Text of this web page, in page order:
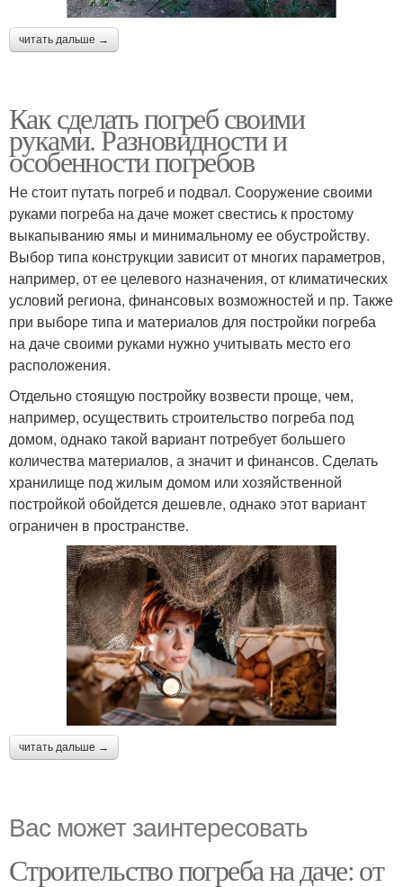
читать дальше →
Как сделать погреб своими
руками. Разновидности и
особенности погребов
Не стоит путать погреб и подвал. Сооружение своими
руками погреба на даче может свестись к простому
выкапыванию ямы и минимальному ее обустройству.
Выбор типа конструкции зависит от многих параметров,
например, от ее целевого назначения, от климатических
условий региона, финансовых возможностей и пр. Также
при выборе типа и материалов для постройки погреба
на даче своими руками нужно учитывать место его
расположения.
Отдельно стоящую постройку возвести проще, чем,
например, осуществить строительство погреба под
домом, однако такой вариант потребует большего
количества материалов, а значит и финансов. Сделать
хранилище под жилым домом или хозяйственной
постройкой обойдется дешевле, однако этот вариант
ограничен в пространстве.
читать дальше →
Вас может заинтересовать
Строительство погреба на даче: от